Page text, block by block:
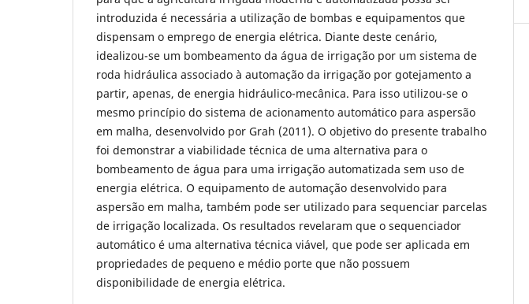
introduzida é necessária a utilização de bombas e equipamentos que
dispensam o emprego de energia elétrica. Diante deste cenário,
idealizou-se um bombeamento da água de irrigação por um sistema de
roda hidráulica associado à automação da irrigação por gotejamento a
partir, apenas, de energia hidráulico-mecânica. Para isso utilizou-se o
mesmo princípio do sistema de acionamento automático para aspersão
em malha, desenvolvido por Grah (2011). O objetivo do presente trabalho
foi demonstrar a viabilidade técnica de uma alternativa para o
bombeamento de água para uma irrigação automatizada sem uso de
energia elétrica. O equipamento de automação desenvolvido para
aspersão em malha, também pode ser utilizado para sequenciar parcelas
de irrigação localizada. Os resultados revelaram que o sequenciador
automático é uma alternativa técnica viável, que pode ser aplicada em
propriedades de pequeno e médio porte que não possuem
disponibilidade de energia elétrica.